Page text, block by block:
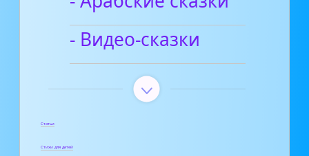
- Видео-сказки
Статьи
Стихи для детей